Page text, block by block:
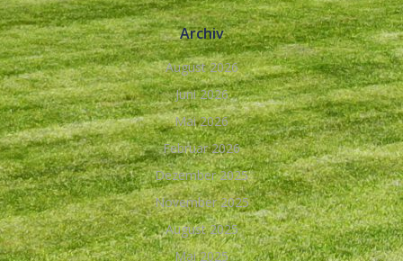
Archiv
August 2026
Juni 2026
Mai 2026
Februar 2026
Dezember 2025
November 2025
August 2025
Mai 2025